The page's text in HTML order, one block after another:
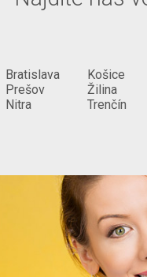
Bratislava
Prešov
Nitra
Košice
Žilina
Trenčín